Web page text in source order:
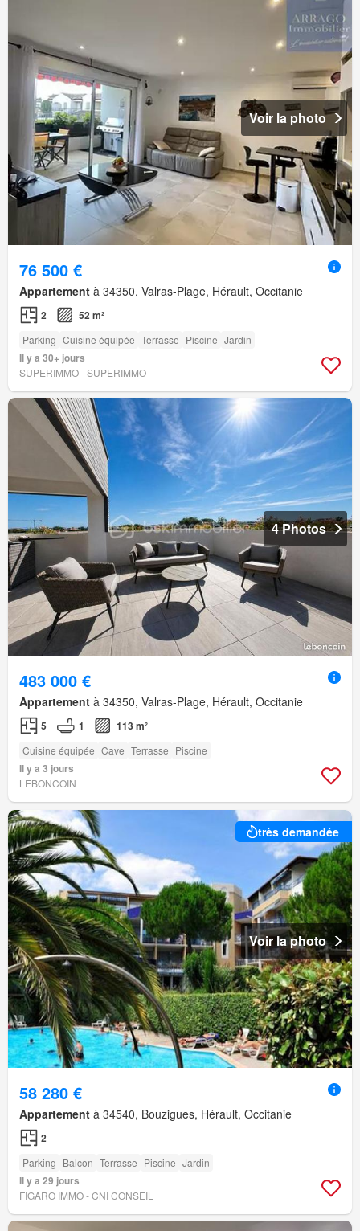
Voir la photo
76 500 €
Appartement à 34350, Valras-Plage, Hérault, Occitanie
2 52 m²
Parking Cuisine équipée Terrasse Piscine Jardin
Il y a 30+ jours
SUPERIMMO - SUPERIMMO
4 Photos
483 000 €
Appartement à 34350, Valras-Plage, Hérault, Occitanie
5 1 113 m²
Cuisine équipée Cave Terrasse Piscine
Il y a 3 jours
LEBONCOIN
très demandée
Voir la photo
58 280 €
Appartement à 34540, Bouzigues, Hérault, Occitanie
2
Parking Balcon Terrasse Piscine Jardin
Il y a 29 jours
FIGARO IMMO - CNI CONSEIL